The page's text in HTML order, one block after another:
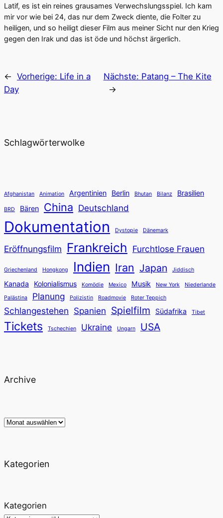
Latif, es ist ein reines grausames Verwechslungsspiel. Ich kam
mir vor wie bei 24, das nur dem Zweck diente, die Folter zu
heiligen, und so heiligt dieser Film aus meiner Sicht nur den Krieg
gegen den Irak und das ist öde und höchst ärgerlich.
← Vorherige: Life in a
Day
Nächste: Patang – The Kite
→
Schlagwörterwolke
Afghanistan Animation Argentinien Berlin Bhutan Bilanz Brasilien
BRD Bären China Deutschland
Dokumentation Dystopie Dänemark
Eröffnungsfilm Frankreich Furchtlose Frauen
Griechenland Hongkong Indien Iran Japan Jiddisch
Kanada Kolonialismus Komödie Mexico Musik New York
Niederlande
Palästina
Planung Polizistin Roadmovie Roter Teppich
Schlangestehen Spanien Spielfilm Südafrika Tibet
Tickets Tschechien Ukraine Ungarn USA
Archive
Archiv
Kategorien
Kategorien